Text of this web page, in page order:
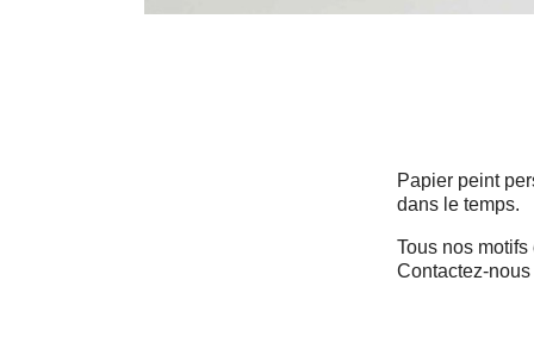
Papier peint
dans le temps.
Tous nos
Contactez-